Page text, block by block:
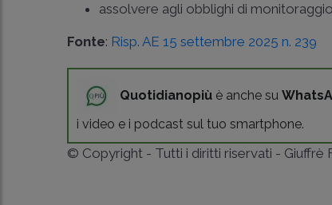
assolvere agli obblighi di
Fonte: Risp. AE 15 settembre 2025 n. 239
Quotidianopiù è anche su
i video e i podcast sul tuo smartphone.
© Copyright - Tutti i diritti riservati - Giuffrè